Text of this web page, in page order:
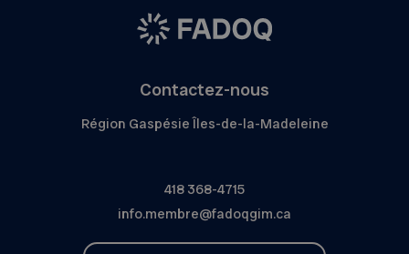
Contactez-nous
Région Gaspésie Îles-de-la-Madeleine
418 368-4715
info.membre@fadoqgim.ca